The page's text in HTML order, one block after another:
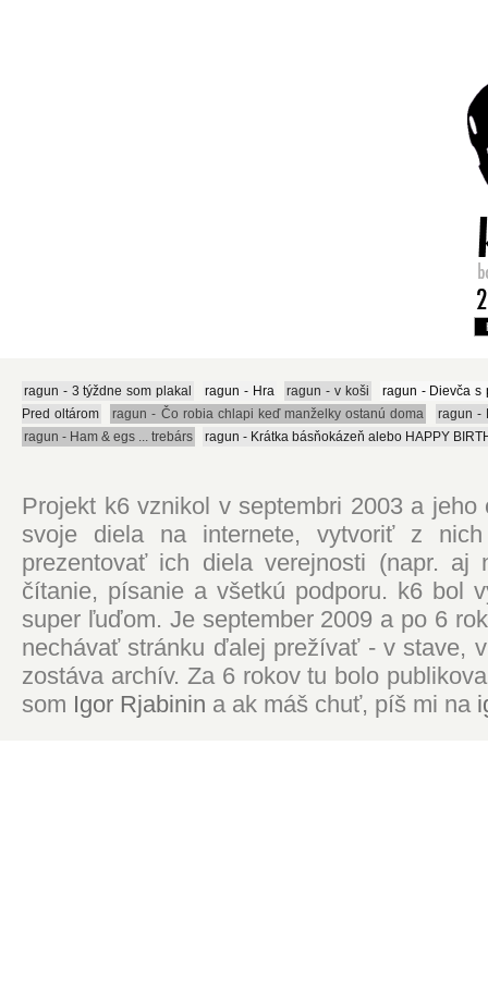
ragun - 3 týždne som plakal ragun - Hra ragun - v koši
ragun - Dievča s
Pred oltárom
ragun - Čo robia chlapi keď manželky ostanú doma
ragun -
ragun - Ham & egs ... trebárs
ragun - Krátka básňokázeň alebo HAPPY
Projekt k6 vznikol v septembri 2003 a
svoje diela na internete, vytvoriť z
prezentovať ich diela verejnosti (napr. aj
čítanie, písanie a všetkú podporu. k6 bol
super ľuďom. Je september 2009 a po 6
nechávať stránku ďalej prežívať - v stave,
zostáva archív. Za 6 rokov tu bolo
som Igor Rjabinin a ak máš chuť, píš mi na